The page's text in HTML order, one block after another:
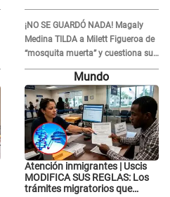
Lorena la ECHA en VIVO
¡NO SE GUARDÓ NADA! Magaly
Medina TILDA a Milett Figueroa de
“mosquita muerta” y cuestiona su
RECONCILIACIÓN con Marcelo
Tinelli en TV argentina
Mundo
Atención inmigrantes | Uscis
MODIFICA SUS REGLAS: Los
trámites migratorios que